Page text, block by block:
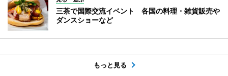
三茶で国際交流イベント 各国の料理・雑貨販売や
ダンスショーなど
もっと見る